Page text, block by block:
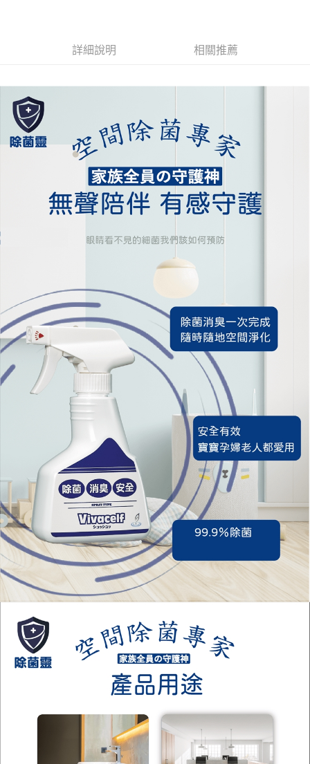
【「AFTEE先享後付」結帳流程】
１．於結帳方式選擇「AFTEE先享後付」後，將跳轉至「AFTEE先享後付」
ATM／網路銀行／等多元方式進行付款，方視為交易完成。
※ 請注意：結帳手續完成當下不需立刻繳費，但若您需要取消訂單，請聯絡
購買商品的店家。未經商家同意取消之訂單仍視為有效，需透過AFTEE先享
後付繳納相關費用。
※ 交易是否成功請以「AFTEE先享後付 」之結帳頁面顯示為準，若有關於
是否繳費成功／繳費後需取消欲退款等相關疑問，請聯繫「AFTEE先享後付
https://netprotections.freshdesk.com/support/home
【注意事項】
１．透過由恩沛科技股份有限公司提供之「AFTEE先享後付」服務完成之交
權轉讓予恩沛科技股份有限公司。
「AFTEE先享後付」，若未經同意申辦者引起之損失，本公司不負相關責
任。
４．使用「AFTEE先享後付」時，將依據個別帳號之用戶狀況，依本公司即
時審查核予不同之上限額度；若仍有額度不足之情形，本公司將視審查結果
請求用戶進行身份認證。
５．嚴禁一人註冊多個帳號或使用他人資訊註冊。若發現惡意使用之情形，
恩沛科技股份有限公司將有權停止該用戶之使用額度並採取法律行動。
每筆NT$70，滿NT$600(含以上)免運費
宅配
每筆NT$80，滿NT$600(含以上)免運費
付款後門市自取
詳細說明 相關推薦